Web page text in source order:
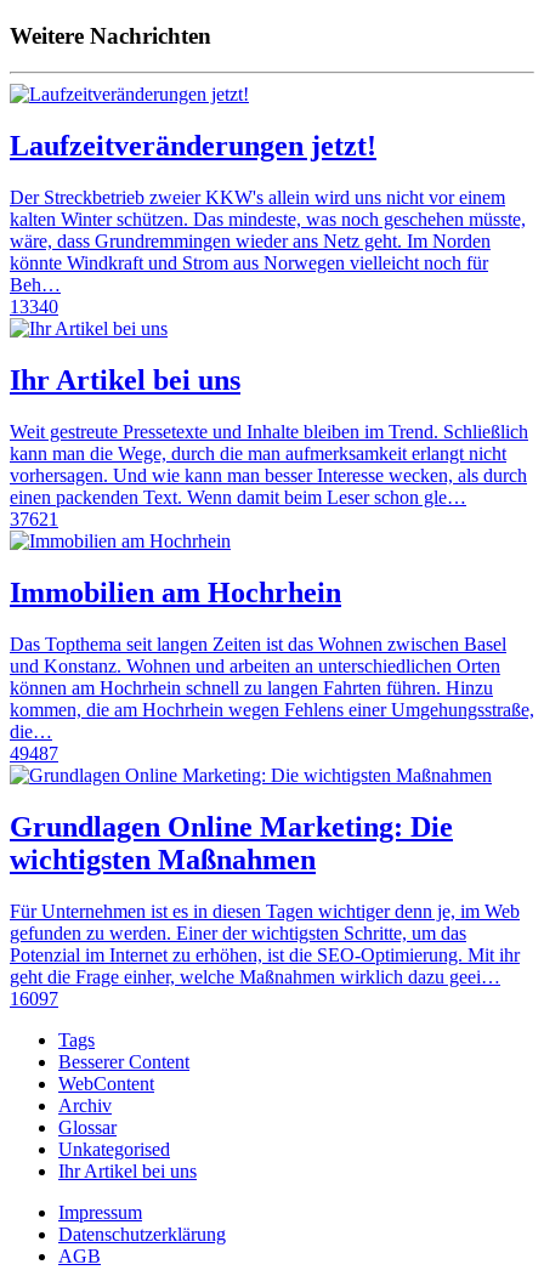
Weitere Nachrichten
Laufzeitveränderungen jetzt!
Der Streckbetrieb zweier KKW's allein wird uns nicht vor einem
kalten Winter schützen. Das mindeste, was noch geschehen müsste,
wäre, dass Grundremmingen wieder ans Netz geht. Im Norden
könnte Windkraft und Strom aus Norwegen vielleicht noch für
Beh…
13340
Ihr Artikel bei uns
Weit gestreute Pressetexte und Inhalte bleiben im Trend. Schließlich
kann man die Wege, durch die man aufmerksamkeit erlangt nicht
vorhersagen. Und wie kann man besser Interesse wecken, als durch
einen packenden Text. Wenn damit beim Leser schon gle…
37621
Immobilien am Hochrhein
Das Topthema seit langen Zeiten ist das Wohnen zwischen Basel
und Konstanz. Wohnen und arbeiten an unterschiedlichen Orten
können am Hochrhein schnell zu langen Fahrten führen. Hinzu
kommen, die am Hochrhein wegen Fehlens einer Umgehungsstraße,
die…
49487
Grundlagen Online Marketing: Die
wichtigsten Maßnahmen
Für Unternehmen ist es in diesen Tagen wichtiger denn je, im Web
gefunden zu werden. Einer der wichtigsten Schritte, um das
Potenzial im Internet zu erhöhen, ist die SEO-Optimierung. Mit ihr
geht die Frage einher, welche Maßnahmen wirklich dazu geei…
16097
Tags
Besserer Content
WebContent
Archiv
Glossar
Unkategorised
Ihr Artikel bei uns
Impressum
Datenschutzerklärung
AGB